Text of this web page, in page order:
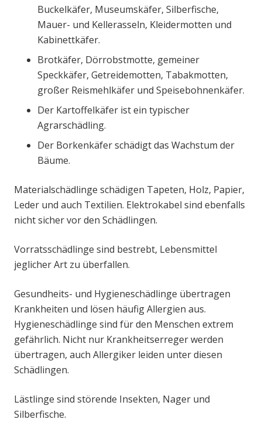
Buckelkäfer, Museumskäfer, Silberfische,
Mauer- und Kellerasseln, Kleidermotten und
Kabinettkäfer.
Brotkäfer, Dörrobstmotte, gemeiner
Speckkäfer, Getreidemotten, Tabakmotten,
großer Reismehlkäfer und Speisebohnenkäfer.
Der Kartoffelkäfer ist ein typischer
Agrarschädling.
Der Borkenkäfer schädigt das Wachstum der
Bäume.
Materialschädlinge schädigen Tapeten, Holz, Papier,
Leder und auch Textilien. Elektrokabel sind ebenfalls
nicht sicher vor den Schädlingen.
Vorratsschädlinge sind bestrebt, Lebensmittel
jeglicher Art zu überfallen.
Gesundheits- und Hygieneschädlinge übertragen
Krankheiten und lösen häufig Allergien aus.
Hygieneschädlinge sind für den Menschen extrem
gefährlich. Nicht nur Krankheitserreger werden
übertragen, auch Allergiker leiden unter diesen
Schädlingen.
Lästlinge sind störende Insekten, Nager und
Silberfische.